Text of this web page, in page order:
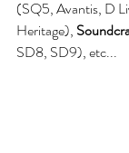
(SQ5, Avantis, D
Heritage),
SD8, SD9), etc...